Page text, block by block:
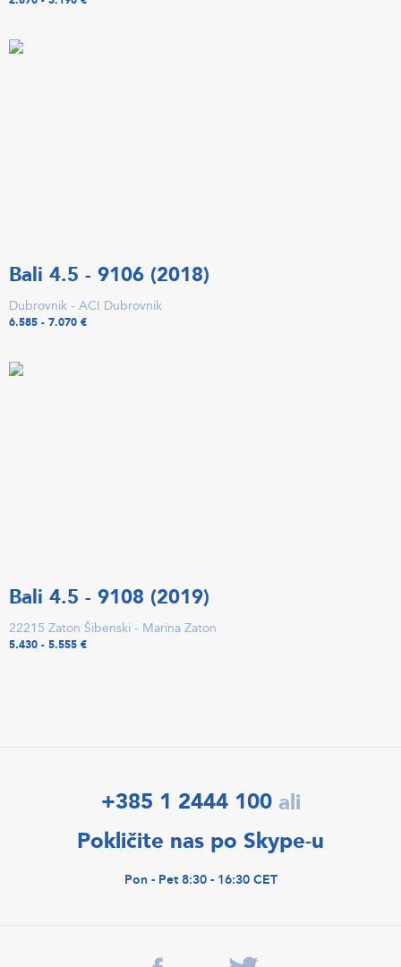
Bali 4.5 - 9106 (2018)
Dubrovnik - ACI Dubrovnik
6.585 - 7.070 €
Bali 4.5 - 9108 (2019)
22215 Zaton Šibenski - Marina Zaton
5.430 - 5.555 €
+385 1 2444 100 ali
Pokličite nas po Skype-u
Pon - Pet 8:30 - 16:30 CET